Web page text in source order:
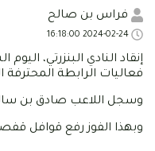
فراس بن صالح
فعاليات الرابطة المحترفة
وسجل اللاعب صادق بن سالم هدف المباراة الوحيد في
وبهذا الفوز رفع قوافل قفصة رصيده إلى 6 نقاط في المركز الخامس في حين تجمد رصيد